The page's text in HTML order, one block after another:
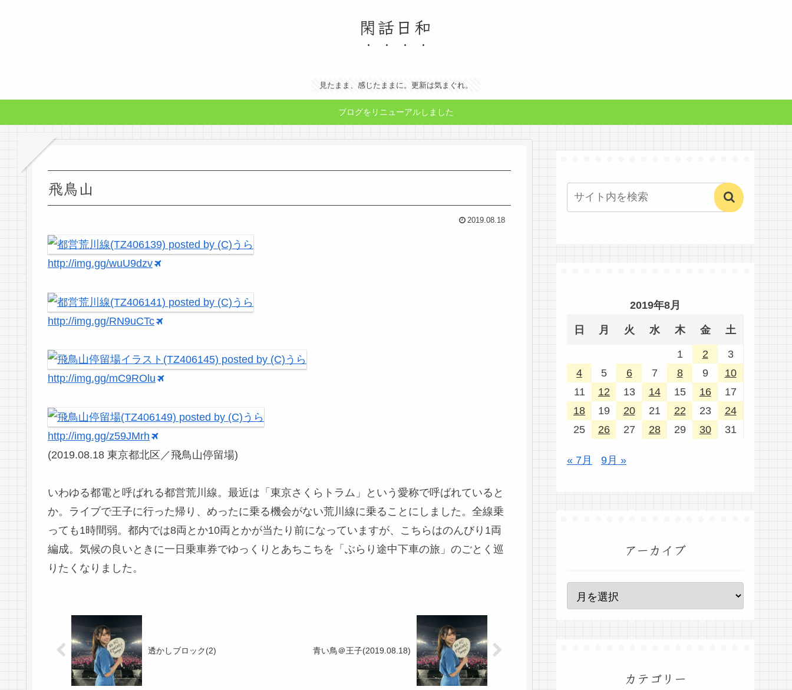
閑話日和
見たまま、感じたままに。更新は気まぐれ。
ブログをリニューアルしました
飛鳥山
2019.08.18
http://img.gg/wuU9dzv
http://img.gg/RN9uCTc
http://img.gg/mC9ROlu
http://img.gg/z59JMrh
(2019.08.18 東京都北区／飛鳥山停留場)
いわゆる都電と呼ばれる都営荒川線。最近は「東京さくらトラム」という愛称で呼ばれていると
か。ライブで王子に行った帰り、めったに乗る機会がない荒川線に乗ることにしました。全線乗
っても1時間弱。都内では8両とか10両とかが当たり前になっていますが、こちらはのんびり1両
編成。気候の良いときに一日乗車券でゆっくりとあちこちを「ぶらり途中下車の旅」のごとく巡
りたくなりました。
透かしブロック(2) 青い鳥＠王子(2019.08.18)
2019年8月
日 月 火 水 木 金 土
1 2
3
4
5 6 7 8 9
10
11
12 13 14 15 16
17
18
19 20 21 22 23
24
25
26 27 28 29 30 31
« 7月 9月 »
アーカイブ
カテゴリー